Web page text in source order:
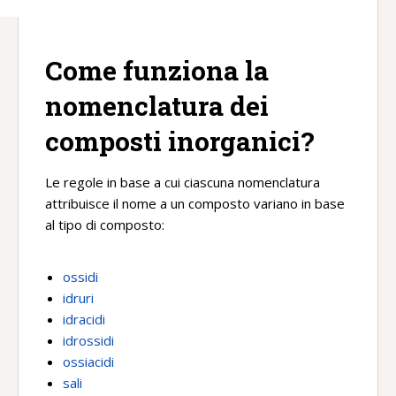
Come funziona la
nomenclatura dei
composti inorganici?
Le regole in base a cui ciascuna nomenclatura
attribuisce il nome a un composto variano in base
al tipo di composto:
ossidi
idruri
idracidi
idrossidi
ossiacidi
sali